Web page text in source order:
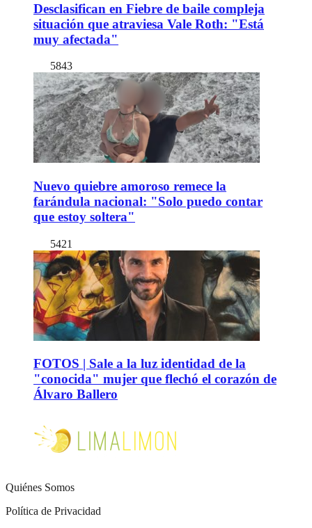
Desclasifican en Fiebre de baile compleja
situación que atraviesa Vale Roth: "Está
muy afectada"
5843
Nuevo quiebre amoroso remece la
farándula nacional: "Solo puedo contar
que estoy soltera"
5421
FOTOS | Sale a la luz identidad de la
"conocida" mujer que flechó el corazón de
Álvaro Ballero
Quiénes Somos
Política de Privacidad